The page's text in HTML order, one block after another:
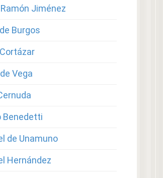
Jiménez
Burgos
Vega
Benedetti
de Unamuno
Hernández